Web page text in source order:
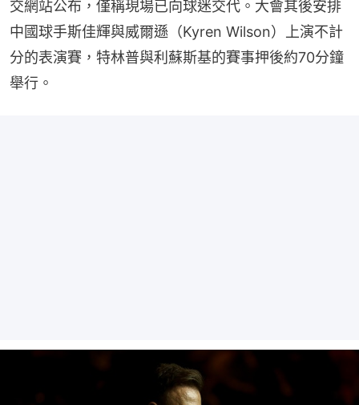
交網站公布，僅稱現場已向球迷交代。大會其後安排
中國球手斯佳輝與威爾遜（Kyren Wilson）上演不計
分的表演賽，特林普與利蘇斯基的賽事押後約70分鐘
舉行。